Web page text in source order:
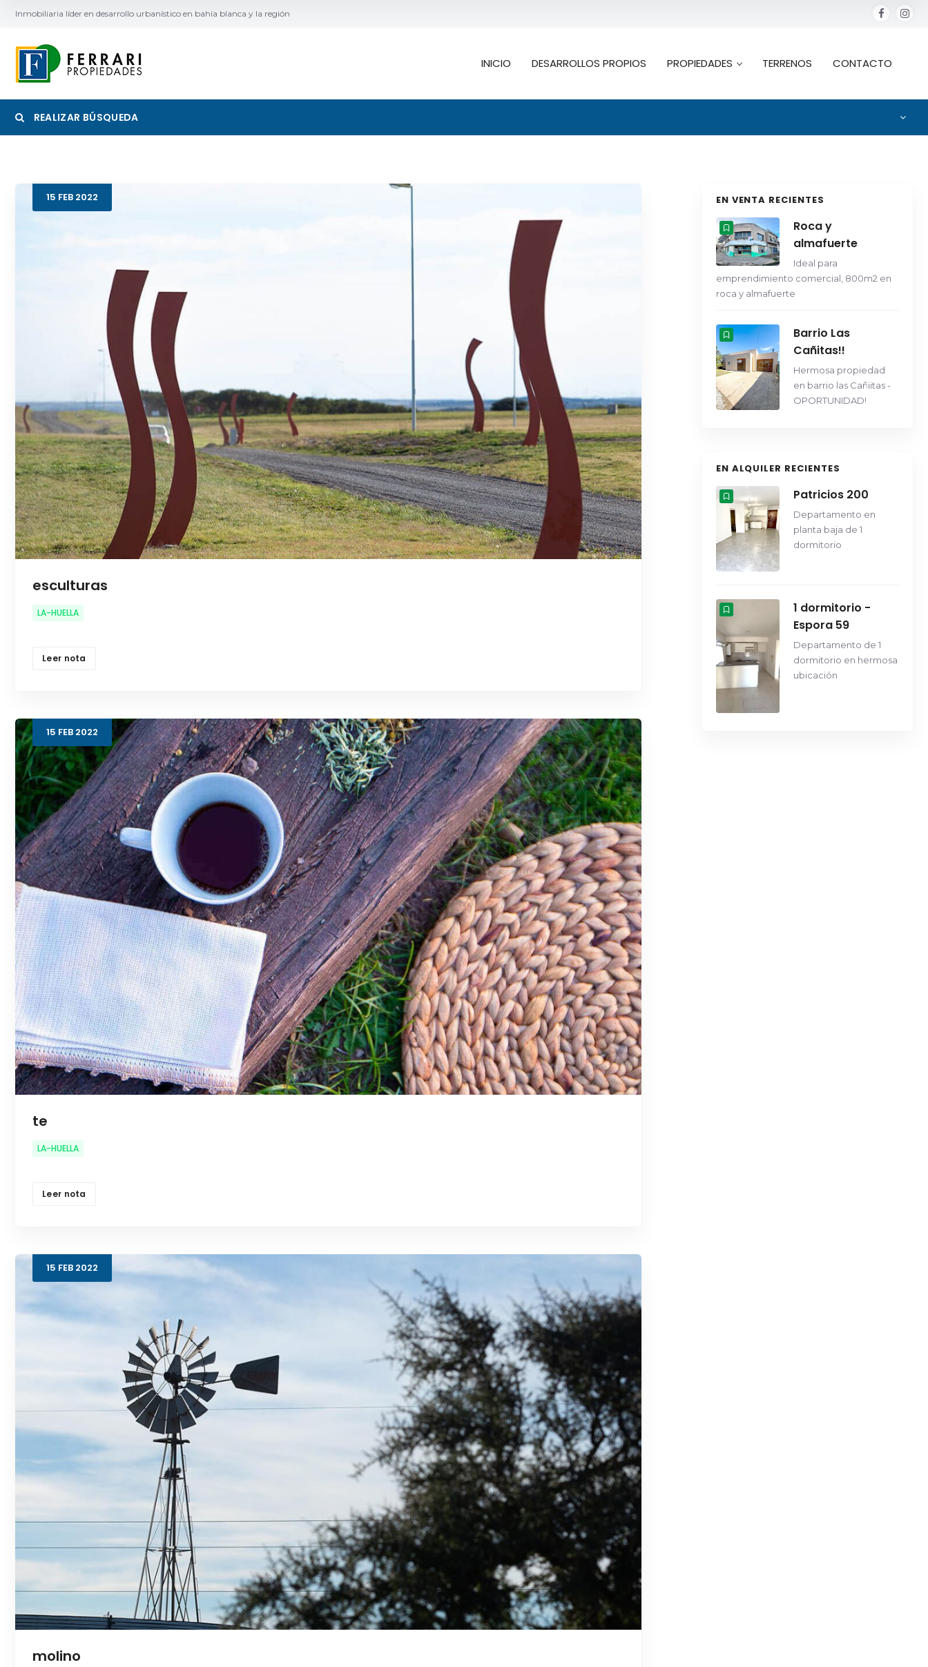
Inmobiliaria líder en desarrollo urbanístico en bahía blanca y la región
INICIO DESARROLLOS PROPIOS PROPIEDADES TERRENOS CONTACTO
REALIZAR BÚSQUEDA
15 FEB 2022
esculturas
LA-HUELLA
Leer nota
15 FEB 2022
te
LA-HUELLA
Leer nota
15 FEB 2022
molino
EN VENTA RECIENTES
Roca y
almafuerte
Ideal para
emprendimiento comercial, 800m2 en
roca y almafuerte
Barrio Las
Cañitas!!
Hermosa propiedad
en barrio las Cañiitas -
OPORTUNIDAD!
EN ALQUILER RECIENTES
Patricios 200
Departamento en
planta baja de 1
dormitorio
1 dormitorio -
Espora 59
Departamento de 1
dormitorio en hermosa
ubicación